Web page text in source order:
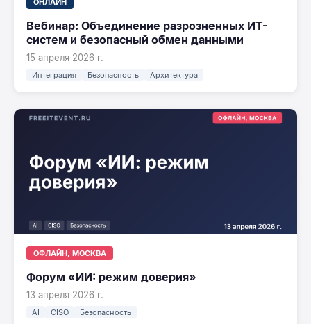
ОНЛАЙН
Вебинар: Объединение разрозненных ИТ-
систем и безопасный обмен данными
15 апреля 2026 г.
Интеграция Безопасность Архитектура
ОФЛАЙН, МОСКВА
Форум «ИИ: режим доверия»
13 апреля 2026 г.
AI CISO Безопасность